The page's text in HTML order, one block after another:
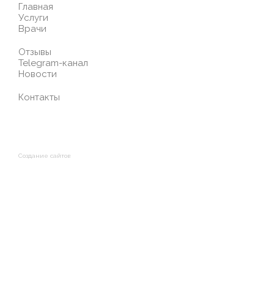
Главная
Услуги
Врачи
Отзывы
Telegram-канал
Новости
Контакты
Создание сайтов